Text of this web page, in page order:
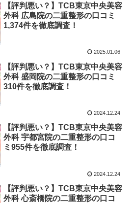
【評判悪い？】TCB東京中央美容
外科 広島院の二重整形の口コミ
1,374件を徹底調査！
2025.01.06
【評判悪い？】TCB東京中央美容
外科 盛岡院の二重整形の口コミ
310件を徹底調査！
2024.12.24
【評判悪い？】TCB東京中央美容
外科 宇都宮院の二重整形の口コ
ミ955件を徹底調査！
2024.12.24
【評判悪い？】TCB東京中央美容
外科 心斎橋院の二重整形の口コ